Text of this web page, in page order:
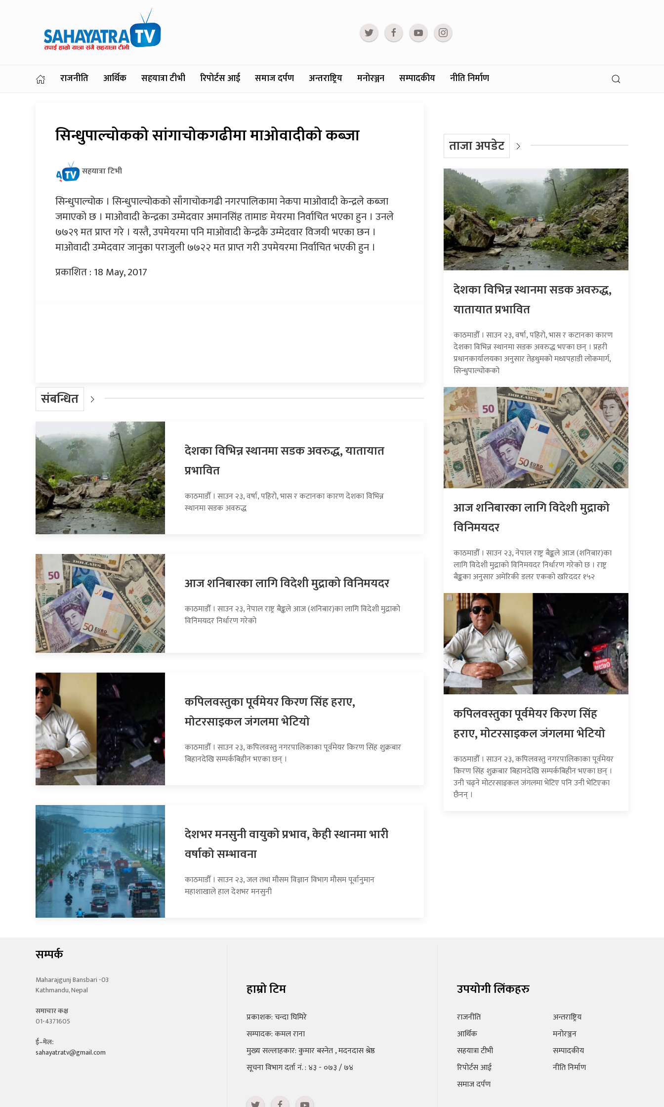
राजनीति आर्थिक सहयात्रा टीभी रिपोर्टस आई समाज दर्पण अन्तराष्ट्रिय मनोरञ्जन सम्पादकीय नीति निर्माण
सिन्धुपाल्चोकको सांगाचोकगढीमा माओवादीको कब्जा
सहयात्रा टिभी
सिन्धुपाल्चोक । सिन्धुपाल्चोकको साँगाचोकगढी नगरपालिकामा नेकपा माओवादी केन्द्रले कब्जा
जमाएको छ । माओवादी केन्द्रका उम्मेदवार अमानसिंह तामाङ मेयरमा निर्वाचित भएका हुन । उनले
७७२९ मत प्राप्त गरे । यस्तै, उपमेयरमा पनि माओवादी केन्द्रकै उम्मेदवार विजयी भएका छन ।
माओवादी उम्मेदवार जानुका पराजुली ७७२२ मत प्राप्त गरी उपमेयरमा निर्वाचित भएकी हुन ।
प्रकाशित : 18 May, 2017
संबन्धित
देशका विभिन्न स्थानमा सडक अवरुद्ध, यातायात
प्रभावित
काठमाडौँ । साउन २३, वर्षा, पहिरो, भास र कटानका कारण देशका विभिन्न
स्थानमा सडक अवरुद्ध
आज शनिबारका लागि विदेशी मुद्राको विनिमयदर
काठमाडौँ । साउन २३, नेपाल राष्ट्र बैङ्कले आज (शनिबार)का लागि विदेशी मुद्राको
विनिमयदर निर्धारण गरेको
कपिलवस्तुका पूर्वमेयर किरण सिंह हराए,
माेटरसाइकल जंगलमा भेटियाे
काठमाडौँ । साउन २३, कपिलवस्तु नगरपालिकाका पूर्वमेयर किरण सिंह शुक्रबार
बिहानदेखि सम्पर्कबिहीन भएका छन् ।
देशभर मनसुनी वायुको प्रभाव, केही स्थानमा भारी
वर्षाको सम्भावना
काठमाडौँ । साउन २३, जल तथा मौसम विज्ञान विभाग मौसम पूर्वानुमान
महाशाखाले हाल देशभर मनसुनी
ताजा अपडेट
देशका विभिन्न स्थानमा सडक अवरुद्ध,
यातायात प्रभावित
काठमाडौँ । साउन २३, वर्षा, पहिरो, भास र कटानका कारण
देशका विभिन्न स्थानमा सडक अवरुद्ध भएका छन् । प्रहरी
प्रधानकार्यालयका अनुसार तेह्रथुमको मध्यपहाडी लोकमार्ग,
सिन्धुपाल्चोकको
आज शनिबारका लागि विदेशी मुद्राको
विनिमयदर
काठमाडौँ । साउन २३, नेपाल राष्ट्र बैङ्कले आज (शनिबार)का
लागि विदेशी मुद्राको विनिमयदर निर्धारण गरेको छ । राष्ट्र
बैङ्कका अनुसार अमेरिकी डलर एकको खरिददर १५२
कपिलवस्तुका पूर्वमेयर किरण सिंह
हराए, माेटरसाइकल जंगलमा भेटियाे
काठमाडौँ । साउन २३, कपिलवस्तु नगरपालिकाका पूर्वमेयर
किरण सिंह शुक्रबार बिहानदेखि सम्पर्कबिहीन भएका छन् ।
उनी चढ्ने मोटरसाइकल जंगलमा भेटिए पनि उनी भेटिएका
छैनन् ।
सम्पर्क
Maharajgunj Bansbari -03
Kathmandu, Nepal
समाचार कक्ष
01-4371605
ई–मेल:
sahayatratv@gmail.com
हाम्रो टिम
प्रकाशक: चन्दा घिमिरे
सम्पादक: कमल राना
मुख्य सल्लाहकार: कुमार बस्नेत , मदनदास श्रेष्ठ
सूचना विभाग दर्ता नं. : ४३ - ०७३ / ७४
उपयोगी लिंकहरु
राजनीति
आर्थिक
सहयात्रा टीभी
रिपोर्टस आई
समाज दर्पण
अन्तराष्ट्रिय
मनोरञ्जन
सम्पादकीय
नीति निर्माण